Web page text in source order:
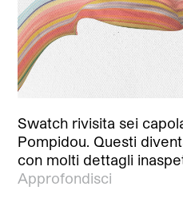
Swatch rivisita sei
Pompidou. Questi
con molti dettagli
Approfondisci